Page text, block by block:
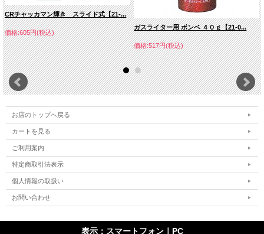
CRチャッカマン輝き スライド式【21-...
価格:605円(税込)
ガスライター用 ボンベ ４０ｇ【21-0...
価格:517円(税込)
お店のトップへ戻る
カートを見る
ご利用案内
特定商取引法表示
個人情報の取扱い
お問い合わせ
表示：スマートフォン｜ PC